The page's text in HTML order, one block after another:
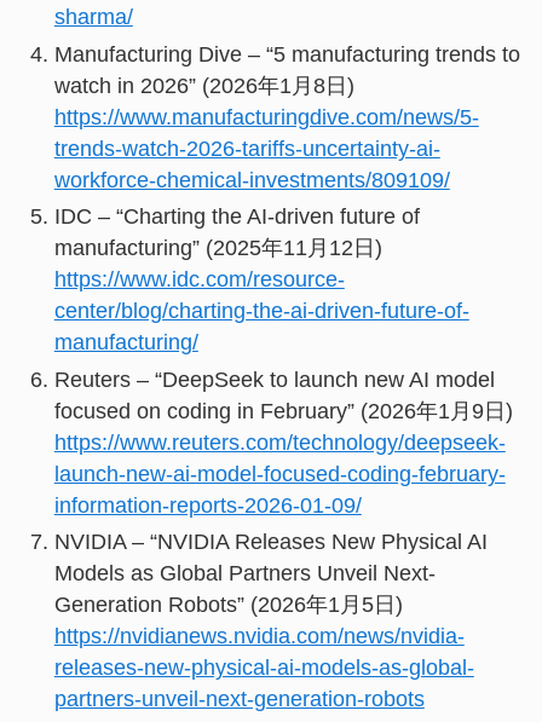
sharma/
Manufacturing Dive – “5 manufacturing trends to
watch in 2026” (2026年1月8日)
https://www.manufacturingdive.com/news/5-
trends-watch-2026-tariffs-uncertainty-ai-
workforce-chemical-investments/809109/
IDC – “Charting the AI-driven future of
manufacturing” (2025年11月12日)
https://www.idc.com/resource-
center/blog/charting-the-ai-driven-future-of-
manufacturing/
Reuters – “DeepSeek to launch new AI model
focused on coding in February” (2026年1月9日)
https://www.reuters.com/technology/deepseek-
launch-new-ai-model-focused-coding-february-
information-reports-2026-01-09/
NVIDIA – “NVIDIA Releases New Physical AI
Models as Global Partners Unveil Next-
Generation Robots” (2026年1月5日)
https://nvidianews.nvidia.com/news/nvidia-
releases-new-physical-ai-models-as-global-
partners-unveil-next-generation-robots